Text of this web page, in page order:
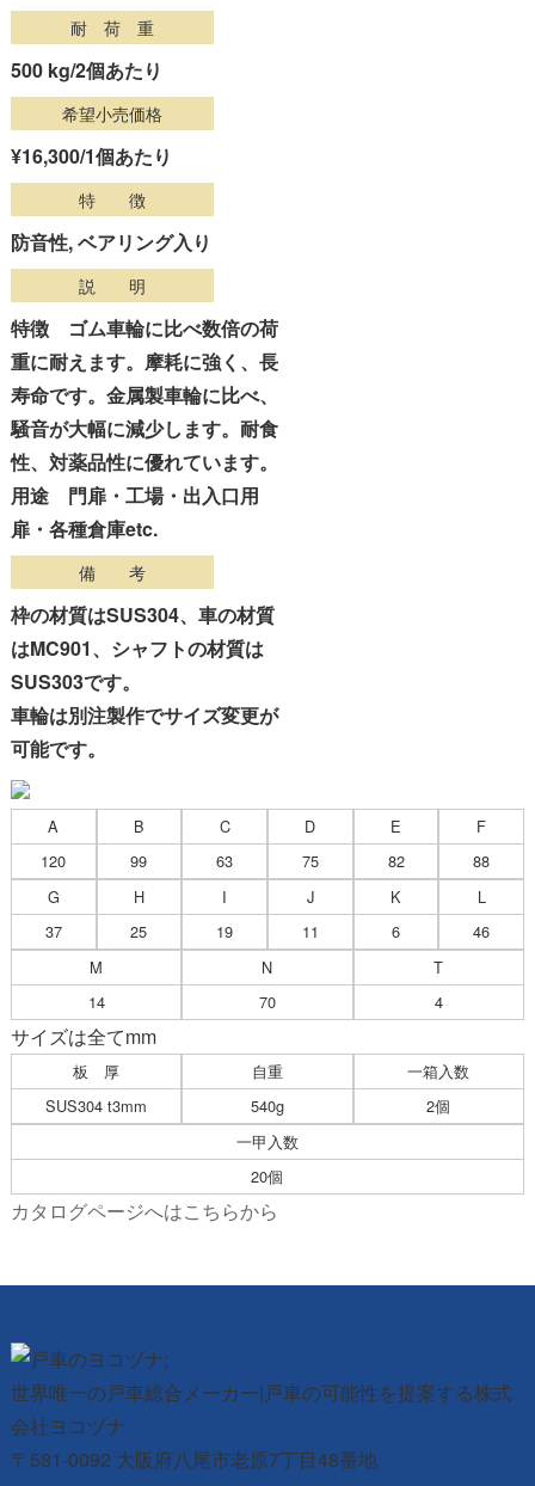
耐 荷 重
500 kg/2個あたり
希望小売価格
¥16,300/1個あたり
特 徴
防音性, ベアリング入り
説 明
特徴 ゴム車輪に比べ数倍の荷
重に耐えます。摩耗に強く、長
寿命です。金属製車輪に比べ、
騒音が大幅に減少します。耐食
性、対薬品性に優れています。
用途 門扉・工場・出入口用
扉・各種倉庫etc.
備 考
枠の材質はSUS304、車の材質
はMC901、シャフトの材質は
SUS303です。
車輪は別注製作でサイズ変更が
可能です。
A
120
B
99
C
63
D
75
E
82
F
88
G
37
H
25
I
19
J
11
K
6
L
46
M
14
N
70
T
4
サイズは全てmm
板 厚
SUS304 t3mm
自重
540g
一箱入数
2個
一甲入数
20個
カタログページへはこちらから
世界唯一の戸車総合メーカー|戸車の可能性を提案する株式
会社ヨコヅナ
〒581-0092 大阪府八尾市老原7丁目48番地